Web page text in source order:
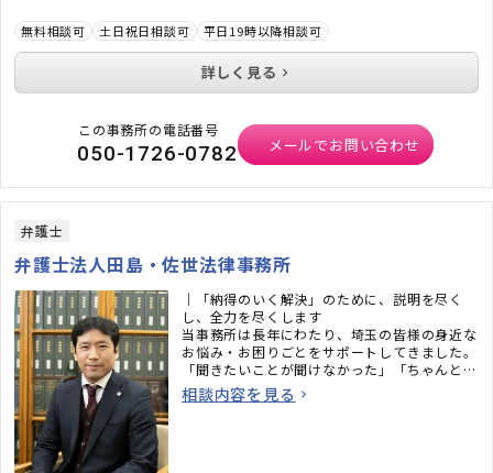
無料相談可 土日祝日相談可 平日19時以降相談可
詳しく見る
この事務所の電話番号
050-1726-0782 メールでお問い合わせ
弁護士
弁護士法人田島・佐世法律事務所
｜「納得のいく解決」のために、説明を尽く
し、全力を尽くします
当事務所は長年にわたり、埼玉の皆様の身近な
お悩み・お困りごとをサポートしてきました。
「聞きたいことが聞けなかった」「ちゃんと話
を聞いてもらえなかった」——そんなことがな
いよう、ご相談者様の話を遮らず最後まで伺
相談内容を見る